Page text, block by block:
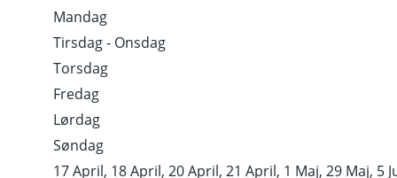
Mandag
Tirsdag - Onsdag
Torsdag
Fredag
Lørdag
Søndag
17 April, 18 April, 20 April, 21 April, 1 Maj, 29 Maj, 5